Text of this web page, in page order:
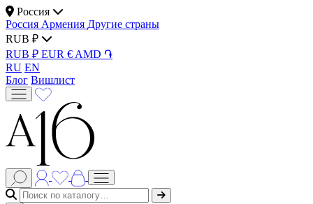
Россия
Россия Армения Другие страны
RUB ₽
RUB ₽ EUR € AMD ֏
RU EN
Блог Вишлист